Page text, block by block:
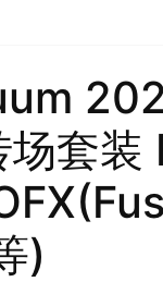
套装
)